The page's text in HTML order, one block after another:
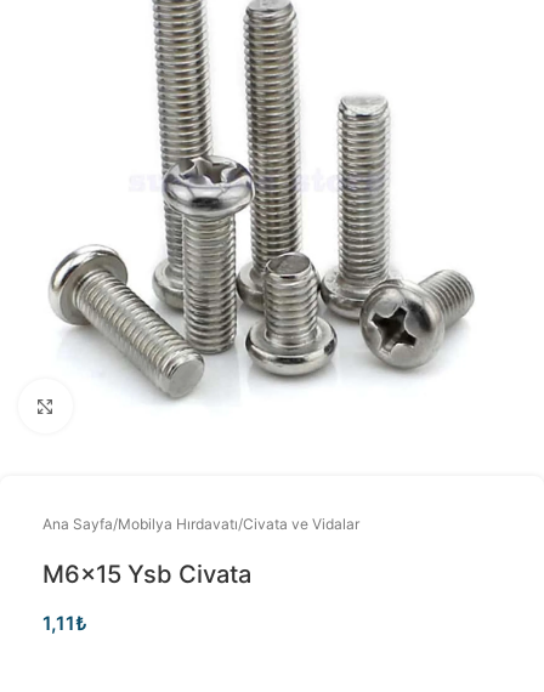
Büyütmek için tıklayınız
Ana Sayfa/Mobilya Hırdavatı/Civata ve Vidalar
M6x15 Ysb Civata
1,11₺